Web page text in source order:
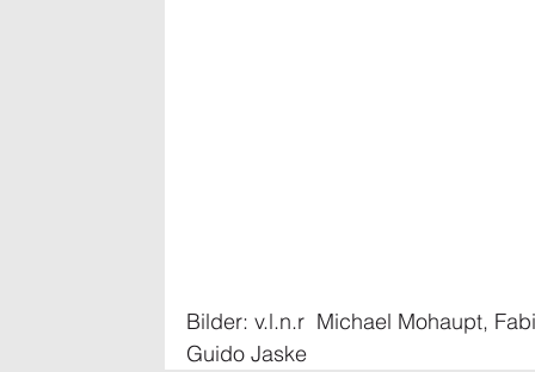
Bilder: v.l.n.r  Michael Mohaupt,
Guido Jaske